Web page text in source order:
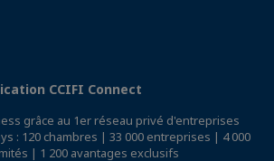
CCIFI Connect
grâce au 1er réseau privé d'entreprises
: 120 chambres | 33 000 entreprises | 4 000
| 1 200 avantages exclusifs